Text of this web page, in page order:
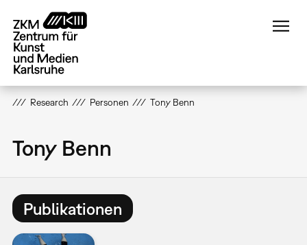
zum
Inhalt
Research Personen Tony Benn
Tony Benn
Publikationen